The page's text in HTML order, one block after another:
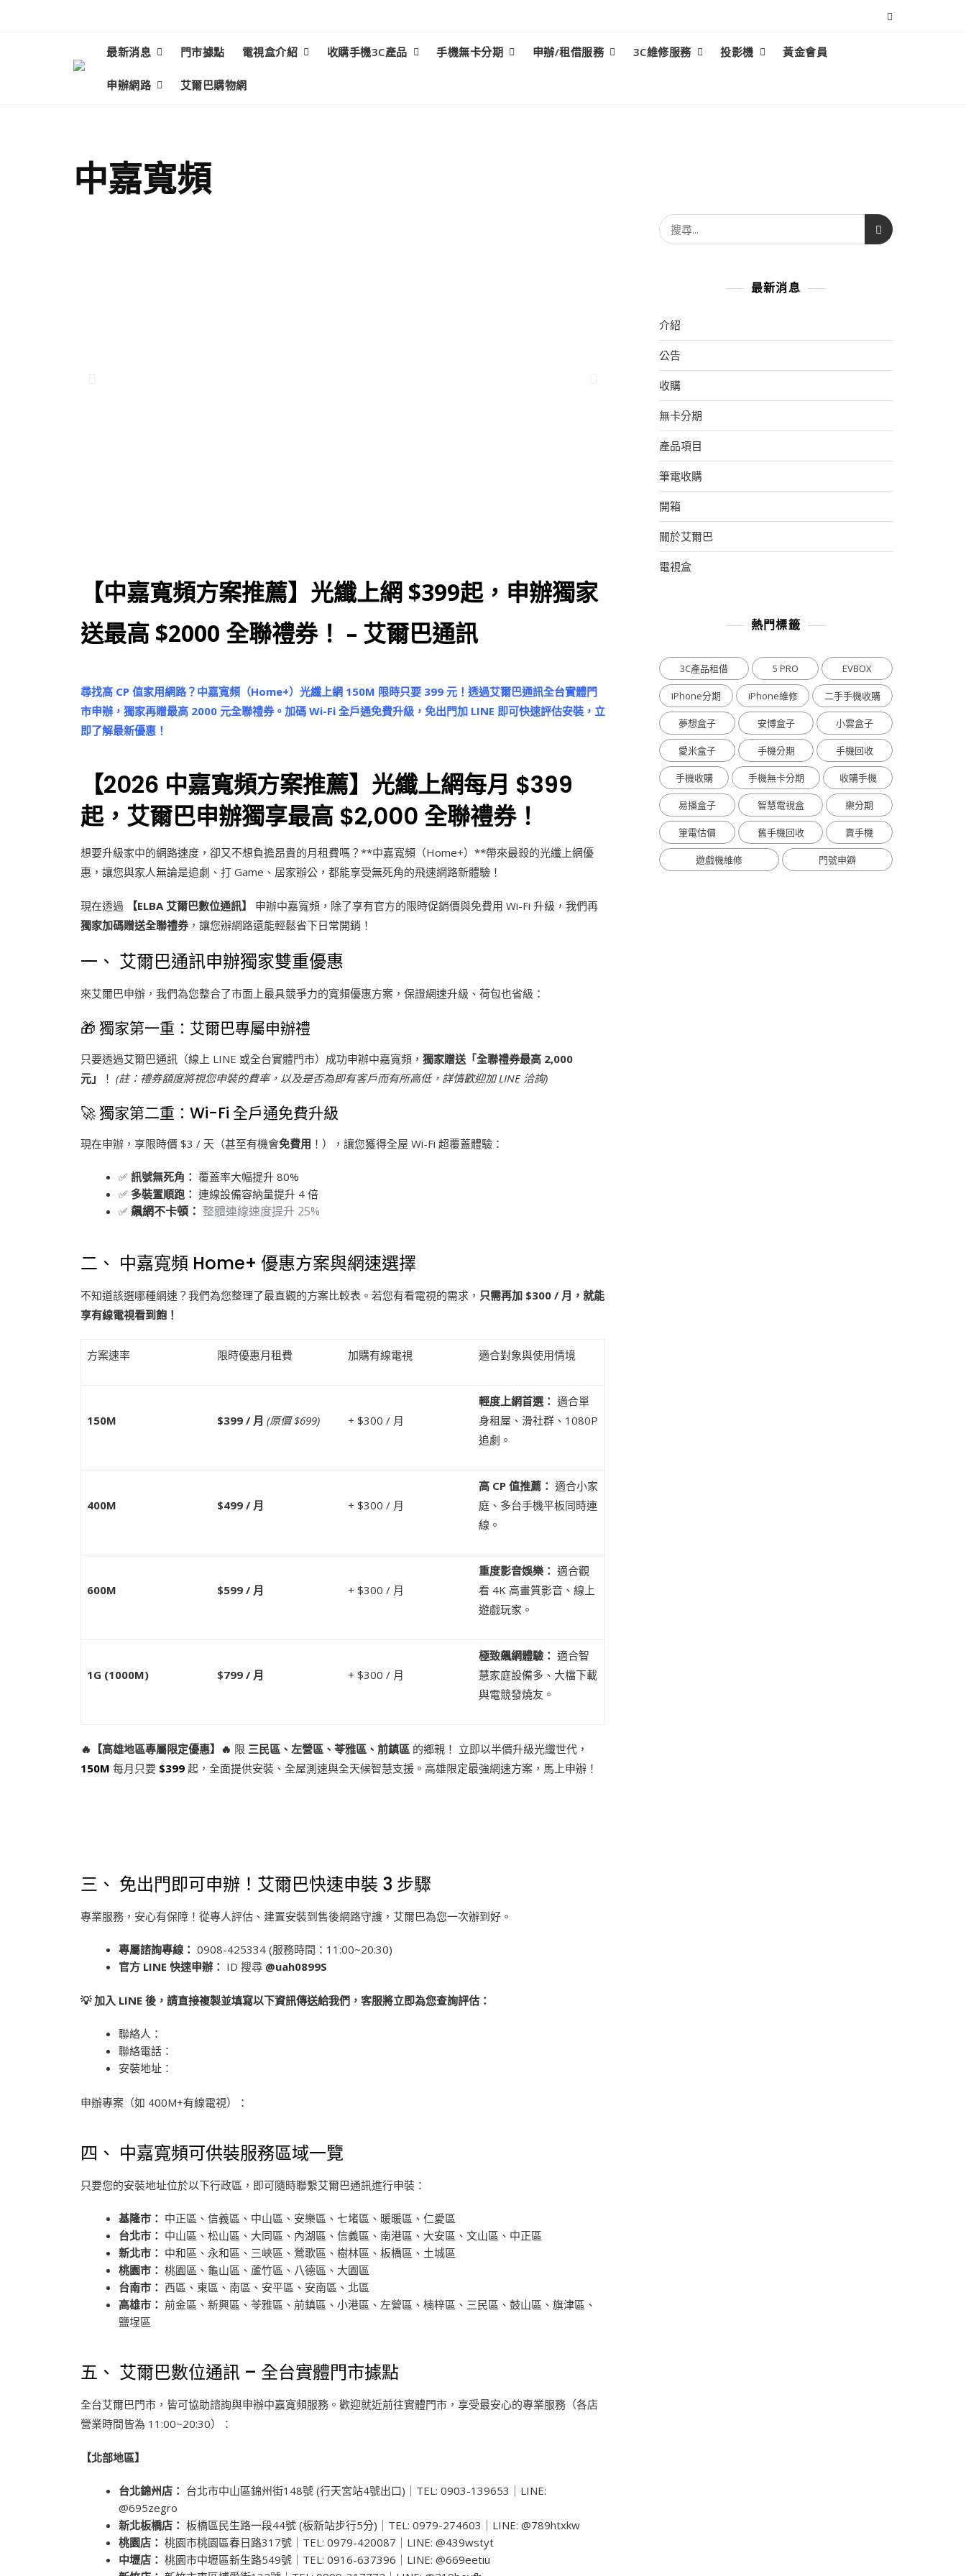
最新消息 門市據點 電視盒介紹 收購手機3C產品 手機無卡分期 申辦/租借服務 3C維修服務 投影機 黃金會員
申辦網路 艾爾巴購物網
中嘉寬頻
【中嘉寬頻方案推薦】光纖上網 $399起，申辦獨家
送最高 $2000 全聯禮券！ – 艾爾巴通訊
尋找高 CP 值家用網路？中嘉寬頻（Home+）光纖上網 150M 限時只要 399 元！透過艾爾巴通訊全台實體門
市申辦，獨家再贈最高 2000 元全聯禮券。加碼 Wi-Fi 全戶通免費升級，免出門加 LINE 即可快速評估安裝，立
即了解最新優惠！
【2026 中嘉寬頻方案推薦】光纖上網每月 $399
起，艾爾巴申辦獨享最高 $2,000 全聯禮券！
想要升級家中的網路速度，卻又不想負擔昂貴的月租費嗎？**中嘉寬頻（Home+）**帶來最殺的光纖上網優
惠，讓您與家人無論是追劇、打 Game、居家辦公，都能享受無死角的飛速網路新體驗！
現在透過 【ELBA 艾爾巴數位通訊】
申辦中嘉寬頻，除了享有官方的限時促銷價與免費用 Wi-Fi 升級，我們再
獨家加碼贈送全聯禮券，讓您辦網路還能輕鬆省下日常開銷！
一、 艾爾巴通訊申辦獨家雙重優惠
來艾爾巴申辦，我們為您整合了市面上最具競爭力的寬頻優惠方案，保證網速升級、荷包也省級：
🎁 獨家第一重：艾爾巴專屬申辦禮
只要透過艾爾巴通訊（線上 LINE 或全台實體門市）成功申辦中嘉寬頻， 獨家贈送「全聯禮券最高 2,000
元」
！ (註：禮券額度將視您申裝的費率，以及是否為即有客戶而有所高低，詳情歡迎加 LINE 洽詢)
🚀 獨家第二重：Wi-Fi 全戶通免費升級
現在申辦，享限時價 $3 / 天（甚至有機會免費用 ！），讓您獲得全屋 Wi-Fi 超覆蓋體驗：
✅訊號無死角： 覆蓋率大幅提升 80%
✅ 多裝置順跑： 連線設備容納量提升 4 倍
✅飆網不卡頓： 整體連線速度提升 25%
二、 中嘉寬頻 Home+ 優惠方案與網速選擇
不知道該選哪種網速？我們為您整理了最直觀的方案比較表。若您有看電視的需求， 只需再加 $300 / 月，就能
享有線電視看到飽！
方案速率 限時優惠月租費 加購有線電視 適合對象與使用情境
150M $399 / 月 (原價 $699) + $300 / 月
輕度上網首選： 適合單
身租屋、滑社群、1080P
追劇。
400M $499 / 月 + $300 / 月
高 CP 值推薦： 適合小家
庭、多台手機平板同時連
線。
600M $599 / 月 + $300 / 月
重度影音娛樂： 適合觀
看 4K 高畫質影音、線上
遊戲玩家。
1G (1000M) $799 / 月 + $300 / 月
極致飆網體驗： 適合智
慧家庭設備多、大檔下載
與電競發燒友。
🔥 【高雄地區專屬限定優惠】 🔥 限 三民區、左營區、苓雅區、前鎮區 的鄉親！ 立即以半價升級光纖世代，
150M 每月只要 $399 起，全面提供安裝、全屋測速與全天候智慧支援。高雄限定最強網速方案，馬上申辦！
三、 免出門即可申辦！艾爾巴快速申裝 3 步驟
專業服務，安心有保障！從專人評估、建置安裝到售後網路守護，艾爾巴為您一次辦到好。
專屬諮詢專線： 0908-425334 (服務時間：11:00~20:30)
官方 LINE 快速申辦： ID 搜尋 @uah0899S
💡加入 LINE 後，請直接複製並填寫以下資訊傳送給我們，客服將立即為您查詢評估：
聯絡人：
聯絡電話：
安裝地址：
申辦專案（如 400M+有線電視）：
四、 中嘉寬頻可供裝服務區域一覽
只要您的安裝地址位於以下行政區，即可隨時聯繫艾爾巴通訊進行申裝：
基隆市： 中正區、信義區、中山區、安樂區、七堵區、暖暖區、仁愛區
台北市： 中山區、松山區、大同區、內湖區、信義區、南港區、大安區、文山區、中正區
新北市： 中和區、永和區、三峽區、鶯歌區、樹林區、板橋區、土城區
桃園市： 桃園區、龜山區、蘆竹區、八德區、大園區
台南市： 西區、東區、南區、安平區、安南區、北區
高雄市： 前金區、新興區、苓雅區、前鎮區、小港區、左營區、楠梓區、三民區、鼓山區、旗津區、
鹽埕區
五、 艾爾巴數位通訊 – 全台實體門市據點
全台艾爾巴門市，皆可協助諮詢與申辦中嘉寬頻服務。歡迎就近前往實體門市，享受最安心的專業服務（各店
營業時間皆為 11:00~20:30）：
【北部地區】
台北錦州店： 台北市中山區錦州街148號 (行天宮站4號出口)｜TEL: 0903-139653｜LINE:
@695zegro
新北板橋店： 板橋區民生路一段44號 (板新站步行5分)｜TEL: 0979-274603｜LINE: @789htxkw
桃園店： 桃園市桃園區春日路317號｜TEL: 0979-420087｜LINE: @439wstyt
中壢店： 桃園市中壢區新生路549號｜TEL: 0916-637396｜LINE: @669eetiu
最新消息
介紹
公告
收購
無卡分期
產品項目
筆電收購
開箱
關於艾爾巴
電視盒
熱門標籤
3C產品租借 5 PRO EVBOX
iPhone分期 iPhone維修 二手手機收購
夢想盒子 安博盒子 小雲盒子
愛米盒子 手機分期 手機回收
手機收購 手機無卡分期 收購手機
易播盒子 智慧電視盒 樂分期
筆電估價 舊手機回收 賣手機
遊戲機維修 門號申辧